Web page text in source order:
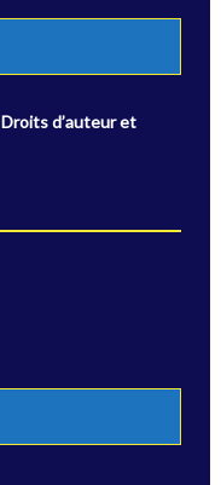
Droits d’auteur et